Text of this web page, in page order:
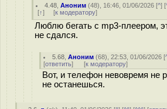
4.48 ,Аноним (48), 16:46, 01/06/2026 [^] [
[↑] [к модератору]
Люблю бегать с mp3-плеером,
не сдался.
5.68 ,Аноним (68), 22:53, 01/06/2026 [
[ответить] [к модератору]
Вот, и телефон невовремя не
не останешься.